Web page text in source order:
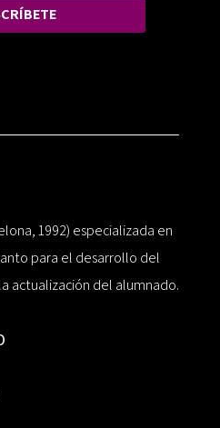
1992) especializada en
para el desarrollo del
actualización del alumnado.